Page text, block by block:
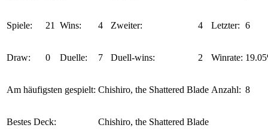
Spiele: 21 Wins: 4 Zweiter: 4 Letzter: 6
Draw: 0 Duelle: 7 Duell-wins: 2 Winrate:
Am häufigsten gespielt: Chishiro, the Shattered Blade Anzahl: 8
Bestes Deck: Chishiro, the Shattered Blade